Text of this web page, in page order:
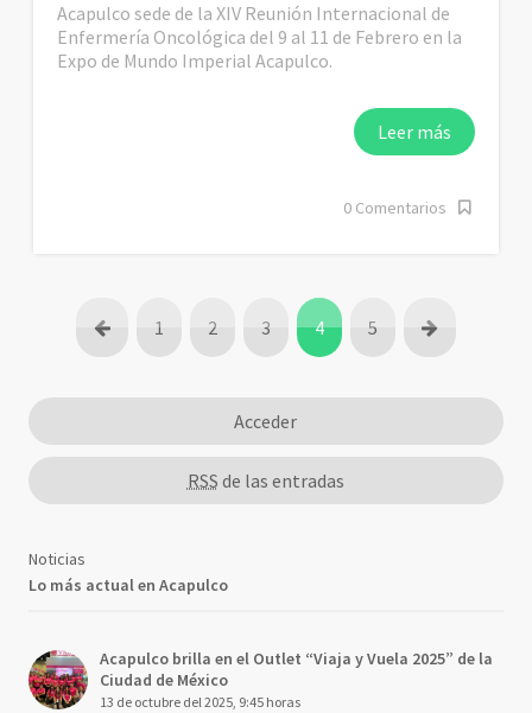
Acapulco sede de la XIV Reunión Internacional de
Enfermería Oncológica del 9 al 11 de Febrero en la
Expo de Mundo Imperial Acapulco.
Leer más
0 Comentarios
1 2 3 4 5
Acceder
RSS de las entradas
Noticias
Lo más actual en Acapulco
Acapulco brilla en el Outlet “Viaja y Vuela 2025” de la
Ciudad de México
13 de octubre del 2025, 9:45 horas